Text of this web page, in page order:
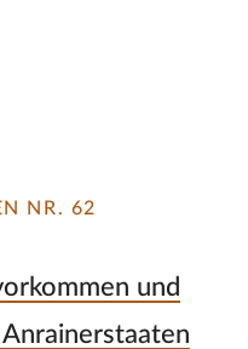
NR. 62
und